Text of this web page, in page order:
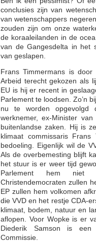
conclusies zijn van
van wetenschappers
zouden zijn om onze
de koraaleilanden in de
van de Gangesdelta in het
van geslapen.
Frans Timmermans is
Arbeid terecht gekozen als
EU is hij er recent in
Parlement te loodsen. Zo’n
nu te worden opgevolgd
werknemer, ex-Minister
buitenlandse zaken. Hij is
klimaat commissaris
bedoeling. Eigenlijk wil de
Als de overbemesting blijft
het stuur is er weer tijd
Parlement hem niet
Christendemocraten zullen
EP zullen hem volkomen
die VVD en het restje CDA-
klimaat, bodem, natuur en
aflopen. Voor Wopke is er
Diederik Samson is
Commissie.